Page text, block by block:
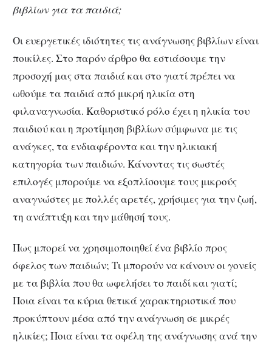
βιβλίων για τα παιδιά;
Οι ευεργετικές ιδιότητες τις ανάγνωσης βιβλίων είναι
ποικίλες. Στο παρόν άρθρο θα εστιάσουμε την
προσοχή μας στα παιδιά και στο γιατί πρέπει να
ωθούμε τα παιδιά από μικρή ηλικία στη
φιλαναγνωσία. Καθοριστικό ρόλο έχει η ηλικία του
παιδιού και η προτίμηση βιβλίων σύμφωνα με τις
ανάγκες, τα ενδιαφέροντα και την ηλικιακή
κατηγορία των παιδιών. Κάνοντας τις σωστές
επιλογές μπορούμε να εξοπλίσουμε τους μικρούς
αναγνώστες με πολλές αρετές, χρήσιμες για την ζωή,
τη ανάπτυξη και την μάθησή τους.
Πως μπορεί να χρησιμοποιηθεί ένα βιβλίο προς
όφελος των παιδιών; Τι μπορούν να κάνουν οι γονείς
με τα βιβλία που θα ωφελήσει το παιδί και γιατί;
Ποια είναι τα κύρια θετικά χαρακτηριστικά που
προκύπτουν μέσα από την ανάγνωση σε μικρές
ηλικίες; Ποια είναι τα οφέλη της ανάγνωσης ανά την